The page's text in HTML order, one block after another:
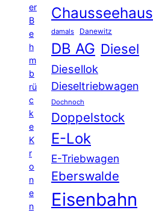
er
B
e
h
m
b
rü
c
k
e
K
r
o
n
e
n
Chausseehaus
damals Danewitz
DB AG Diesel
Diesellok
Dieseltriebwagen
Dochnoch
Doppelstock
E-Lok
E-Triebwagen
Eberswalde
Eisenbahn